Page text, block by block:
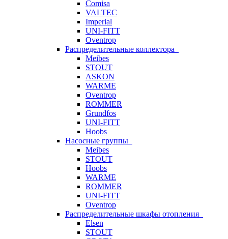
Comisa
VALTEC
Imperial
UNI-FITT
Oventrop
Распределительные коллектора
Meibes
STOUT
ASKON
WARME
Oventrop
ROMMER
Grundfos
UNI-FITT
Hoobs
Насосные группы
Meibes
STOUT
Hoobs
WARME
ROMMER
UNI-FITT
Oventrop
Распределительные шкафы отопления
Elsen
STOUT